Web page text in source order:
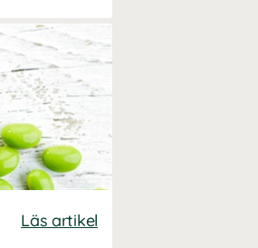
Läs artikel